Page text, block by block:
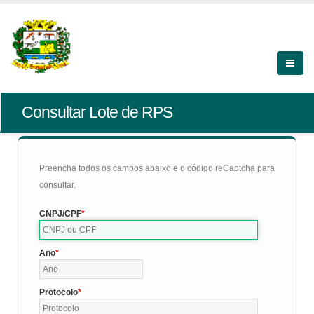
Consultar Lote de RPS
Preencha todos os campos abaixo e o código reCaptcha para
consultar.
CNPJ/CPF
Ano
Protocolo